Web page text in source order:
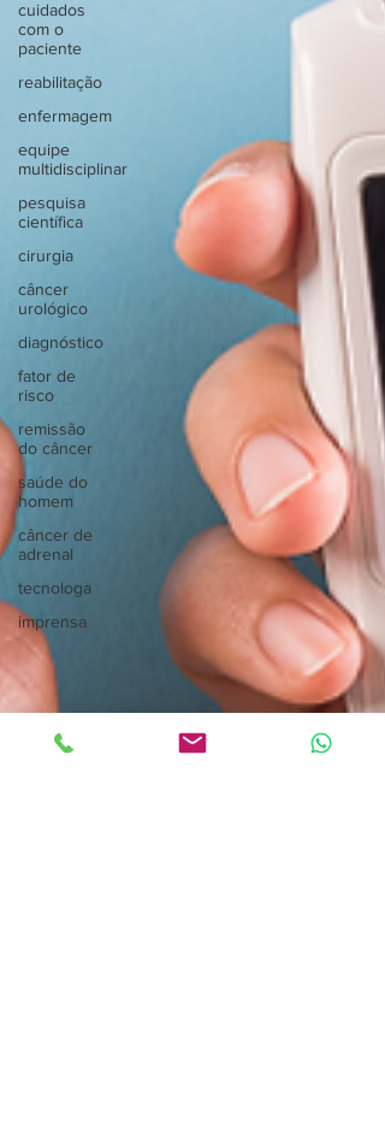
cuidados
com o
paciente
reabilitação
enfermagem
equipe
multidisciplinar
pesquisa
científica
cirurgia
câncer
urológico
diagnóstico
fator de
risco
remissão
do câncer
saúde do
homem
câncer de
adrenal
tecnologa
imprensa